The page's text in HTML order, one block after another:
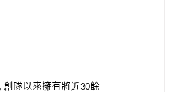
創隊以來擁有將近30餘